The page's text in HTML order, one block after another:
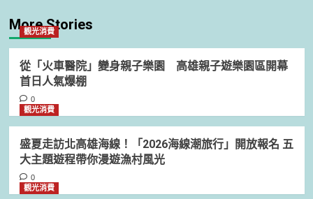
More Stories
觀光消費
從「火車醫院」變身親子樂園 高雄親子遊樂園區開幕
首日人氣爆棚
0
觀光消費
盛夏走訪北高雄海線！「2026海線潮旅行」開放報名 五
大主題遊程帶你漫遊漁村風光
0
觀光消費